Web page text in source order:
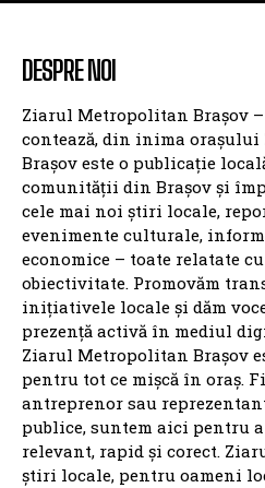
DESPRE NOI
Ziarul Metropolitan Brașov
contează, din inima
Brașov este o publicație
comunității din Brașov și
cele mai noi știri locale,
evenimente culturale,
economice – toate relatate
obiectivitate. Promovăm
inițiativele locale și dăm
prezență activă în mediul
Ziarul Metropolitan Brașov
pentru tot ce mișcă în oraș.
antreprenor sau
publice, suntem aici pentru
relevant, rapid și corect.
știri locale, pentru oameni